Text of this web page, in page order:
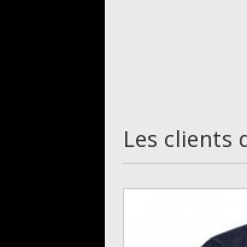
Les clients